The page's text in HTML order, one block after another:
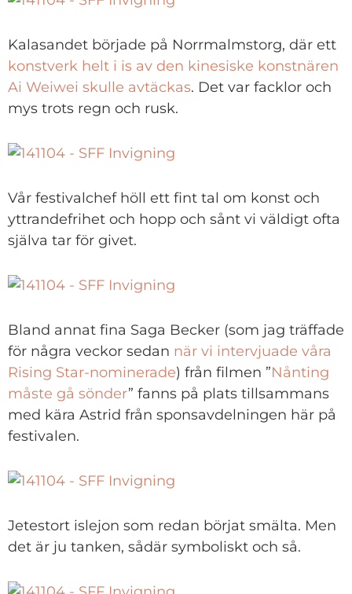
Kalasandet började på Norrmalmstorg, där ett
konstverk helt i is av den kinesiske konstnären
Ai Weiwei skulle avtäckas. Det var facklor och
mys trots regn och rusk.
Vår festivalchef höll ett fint tal om konst och
yttrandefrihet och hopp och sånt vi väldigt ofta
själva tar för givet.
Bland annat fina Saga Becker (som jag träffade
för några veckor sedan när vi intervjuade våra
Rising Star-nominerade) från filmen ”Nånting
måste gå sönder” fanns på plats tillsammans
med kära Astrid från sponsavdelningen här på
festivalen.
Jetestort islejon som redan börjat smälta. Men
det är ju tanken, sådär symboliskt och så.